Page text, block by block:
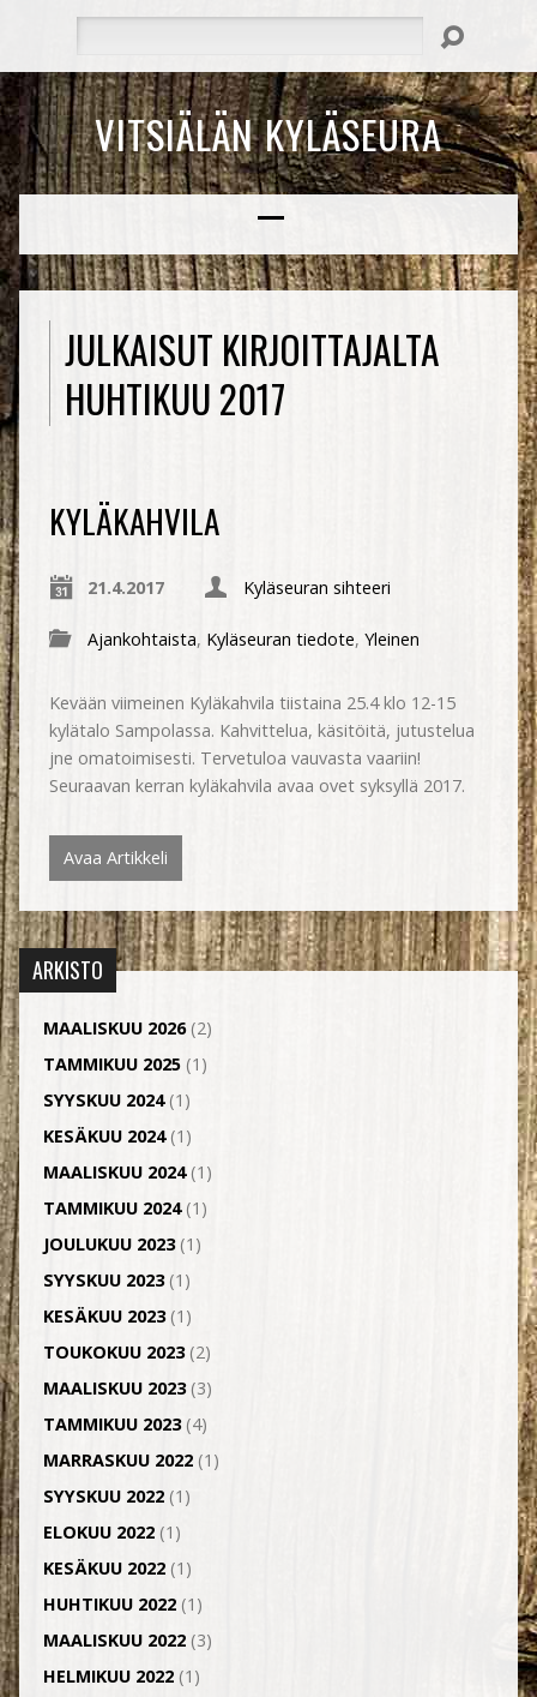
VITSIÄLÄN KYLÄSEURA
JULKAISUT KIRJOITTAJALTA
HUHTIKUU 2017
KYLÄKAHVILA
21.4.2017 Kyläseuran sihteeri
Ajankohtaista, Kyläseuran tiedote, Yleinen
Kevään viimeinen Kyläkahvila tiistaina 25.4 klo 12-15
kylätalo Sampolassa. Kahvittelua, käsitöitä, jutustelua
jne omatoimisesti. Tervetuloa vauvasta vaariin!
Seuraavan kerran kyläkahvila avaa ovet syksyllä 2017.
Avaa Artikkeli
ARKISTO
MAALISKUU 2026(2)
TAMMIKUU 2025(1)
SYYSKUU 2024(1)
KESÄKUU 2024(1)
MAALISKUU 2024(1)
TAMMIKUU 2024(1)
JOULUKUU 2023(1)
SYYSKUU 2023(1)
KESÄKUU 2023(1)
TOUKOKUU 2023(2)
MAALISKUU 2023(3)
TAMMIKUU 2023(4)
MARRASKUU 2022(1)
SYYSKUU 2022(1)
ELOKUU 2022(1)
KESÄKUU 2022(1)
HUHTIKUU 2022(1)
MAALISKUU 2022(3)
HELMIKUU 2022(1)